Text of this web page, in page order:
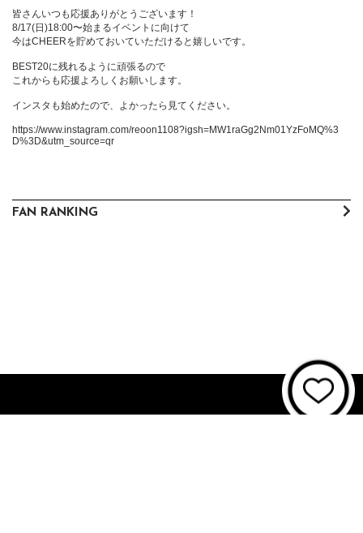
皆さんいつも応援ありがとうございます！
8/17(日)18:00〜始まるイベントに向けて
今はCHEERを貯めておいていただけると嬉しいです。
BEST20に残れるように頑張るので
これからも応援よろしくお願いします。
インスタも始めたので、よかったら見てください。
https://www.instagram.com/reoon1108?igsh=MW1raGg2Nm01YzFoMQ%3
D%3D&utm_source=qr
FAN RANKING
About JUNON TV お問い合わせ FAQ 利用規約
個人情報保護方針